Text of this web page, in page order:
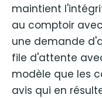
maintient
au comptoir
une demande
file d'attente
modèle que les
avis qui en